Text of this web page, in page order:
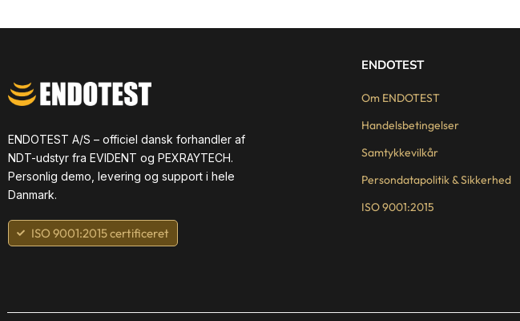
ENDOTEST A/S – officiel dansk forhandler af
NDT-udstyr fra EVIDENT og PEXRAYTECH.
Personlig demo, levering og support i hele
Danmark.
ISO 9001:2015 certificeret
ENDOTEST
Om ENDOTEST
Handelsbetingelser
Samtykkevilkår
Persondatapolitik & Sikkerhed
ISO 9001:2015